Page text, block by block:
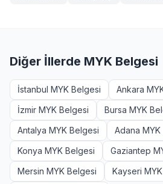
Diğer İllerde MYK Belgesi
İstanbul MYK Belgesi
Ankara
İzmir MYK Belgesi
Bursa MYK
Antalya MYK Belgesi
Adana
Konya MYK Belgesi
Gaziantep
Mersin MYK Belgesi
Kayseri